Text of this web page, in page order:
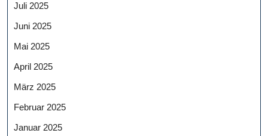
Juli 2025
Juni 2025
Mai 2025
April 2025
März 2025
Februar 2025
Januar 2025